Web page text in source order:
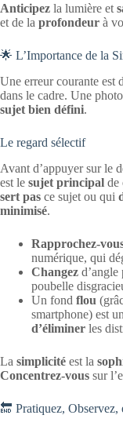
Anticipez la lumière et
et de la profondeur à
🌟 L’Importance de la
Une erreur courante est
dans le cadre. Une photo
sujet bien défini.
Le regard sélectif
Avant d’appuyer sur le
est le sujet principal de
sert pas ce sujet ou qui
minimisé.
Rapprochez-
numérique, qui
Changez d’angle
poubelle
Un fond flou
smartphone) est
d’éliminer les
La simplicité est la
Concentrez-vous sur
🔚 Pratiquez, Observez,